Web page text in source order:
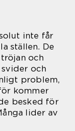
inte får
ställen. De
och
svider och
problem,
kommer
besked för
lider av